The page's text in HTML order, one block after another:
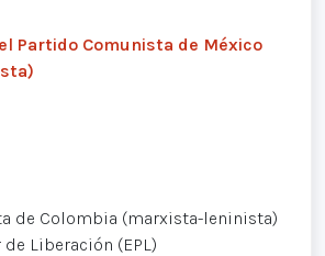
Partido Comunista de México
de Colombia (marxista-leninista)
Liberación (EPL)